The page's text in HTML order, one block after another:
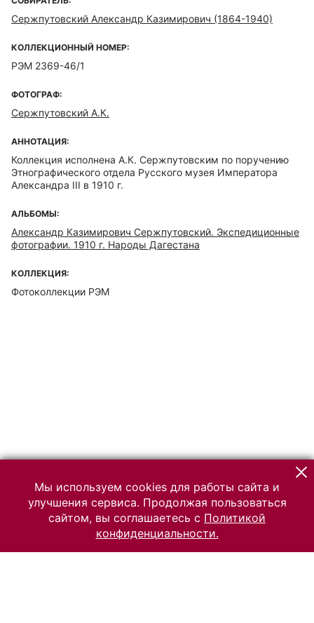
Сержпутовский Александр Казимирович (1864-1940)
КОЛЛЕКЦИОННЫЙ НОМЕР:
РЭМ 2369-46/1
ФОТОГРАФ:
Сержпутовский А.К.
АННОТАЦИЯ:
Коллекция исполнена А.К. Сержпутовским по поручению
Этнографического отдела Русского музея Императора
Александра III в 1910 г.
АЛЬБОМЫ:
Александр Казимирович Сержпутовский. Экспедиционные
фотографии. 1910 г. Народы Дагестана
КОЛЛЕКЦИЯ:
Фотоколлекции РЭМ
Мы используем cookies для работы сайта и
улучшения сервиса. Продолжая пользоваться
сайтом, вы соглашаетесь с Политикой
конфиденциальности.